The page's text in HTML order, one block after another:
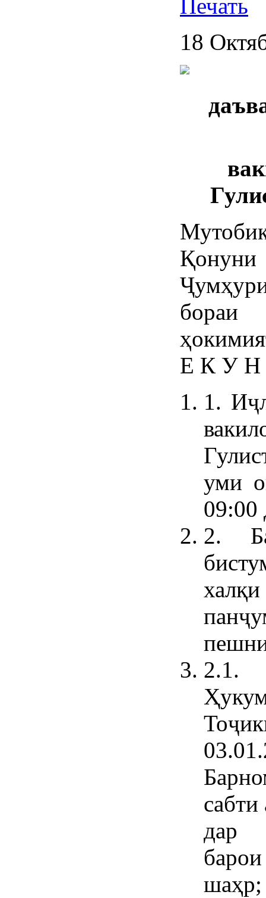
18
бораи
Е К У
1.
уми
09:00
2.
2.1.
дар
шаҳр;